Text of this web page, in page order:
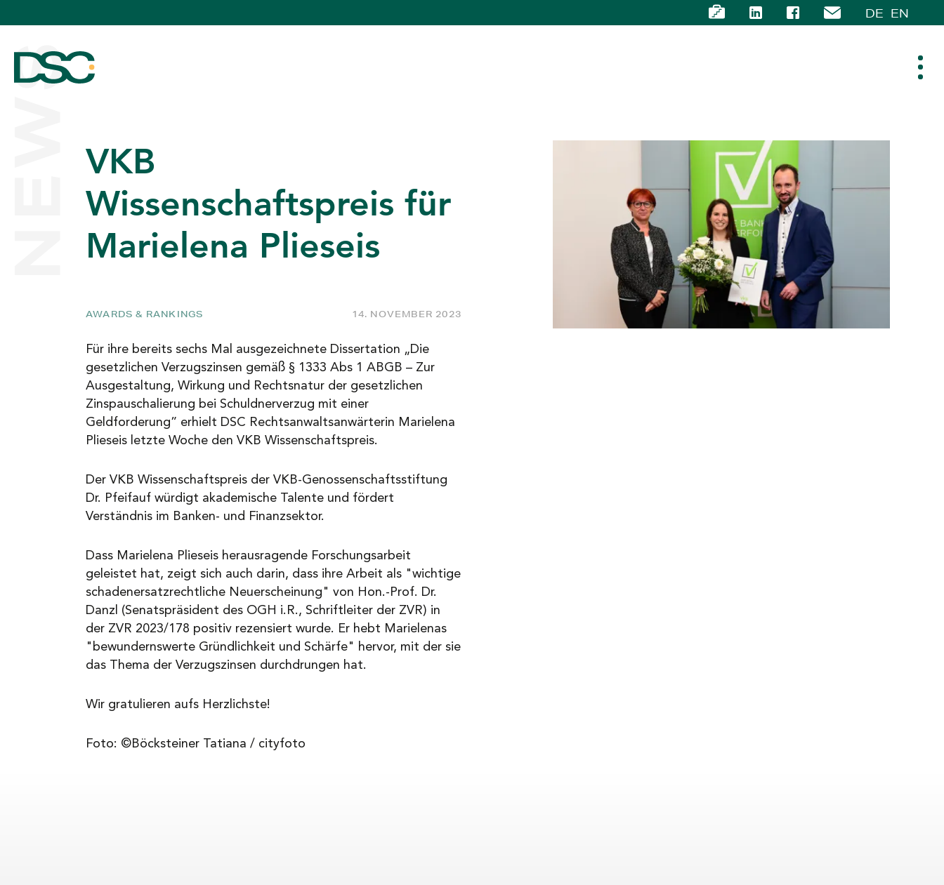
DE EN
ÜBER UNS
EXPERTISE
TEAM
NEWS
KARRIERE
KONTAKT
NEWS VKB
Wissenschaftspreis für
Marielena Plieseis
AWARDS & RANKINGS 14. NOVEMBER 2023
Für ihre bereits sechs Mal ausgezeichnete Dissertation „Die
gesetzlichen Verzugszinsen gemäß § 1333 Abs 1 ABGB – Zur
Ausgestaltung, Wirkung und Rechtsnatur der gesetzlichen
Zinspauschalierung bei Schuldnerverzug mit einer
Geldforderung” erhielt DSC Rechtsanwaltsanwärterin Marielena
Plieseis letzte Woche den VKB Wissenschaftspreis.
Der VKB Wissenschaftspreis der VKB-Genossenschaftsstiftung
Dr. Pfeifauf würdigt akademische Talente und fördert
Verständnis im Banken- und Finanzsektor.
Dass Marielena Plieseis herausragende Forschungsarbeit
geleistet hat, zeigt sich auch darin, dass ihre Arbeit als "wichtige
schadenersatzrechtliche Neuerscheinung" von Hon.-Prof. Dr.
Danzl (Senatspräsident des OGH i.R., Schriftleiter der ZVR) in
der ZVR 2023/178 positiv rezensiert wurde. Er hebt Marielenas
"bewundernswerte Gründlichkeit und Schärfe" hervor, mit der sie
das Thema der Verzugszinsen durchdrungen hat.
Wir gratulieren aufs Herzlichste!
Foto: ©Böcksteiner Tatiana / cityfoto